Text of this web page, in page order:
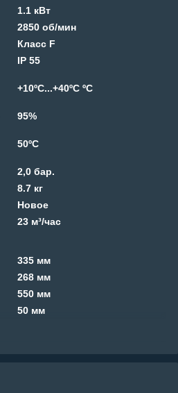
1.1 кВт
2850 об/мин
Класс F
IP 55
+10ºС...+40ºС ºС
95%
50ºС
2,0 бар.
8.7 кг
Новое
23 м³/час
335 мм
268 мм
550 мм
50 мм